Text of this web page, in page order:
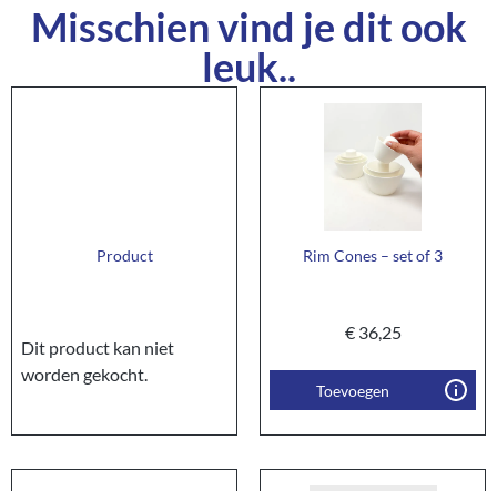
Misschien vind je dit ook
leuk..
Product
Dit product kan niet
worden gekocht.
Rim Cones – set of 3
€36,25
Toevoegen